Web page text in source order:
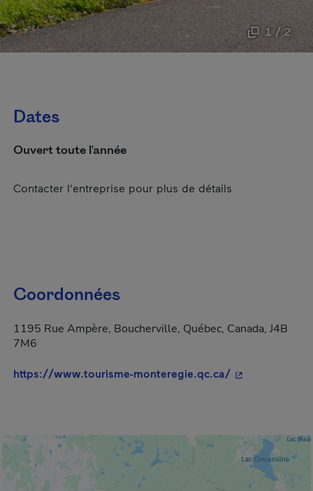
1 / 2
Dates
Ouvert toute l'année
Contacter l'entreprise pour plus de détails
Coordonnées
1195 Rue Ampère, Boucherville, Québec, Canada, J4B
7M6
https://www.tourisme-monteregie.qc.ca/- Cet hyperlien